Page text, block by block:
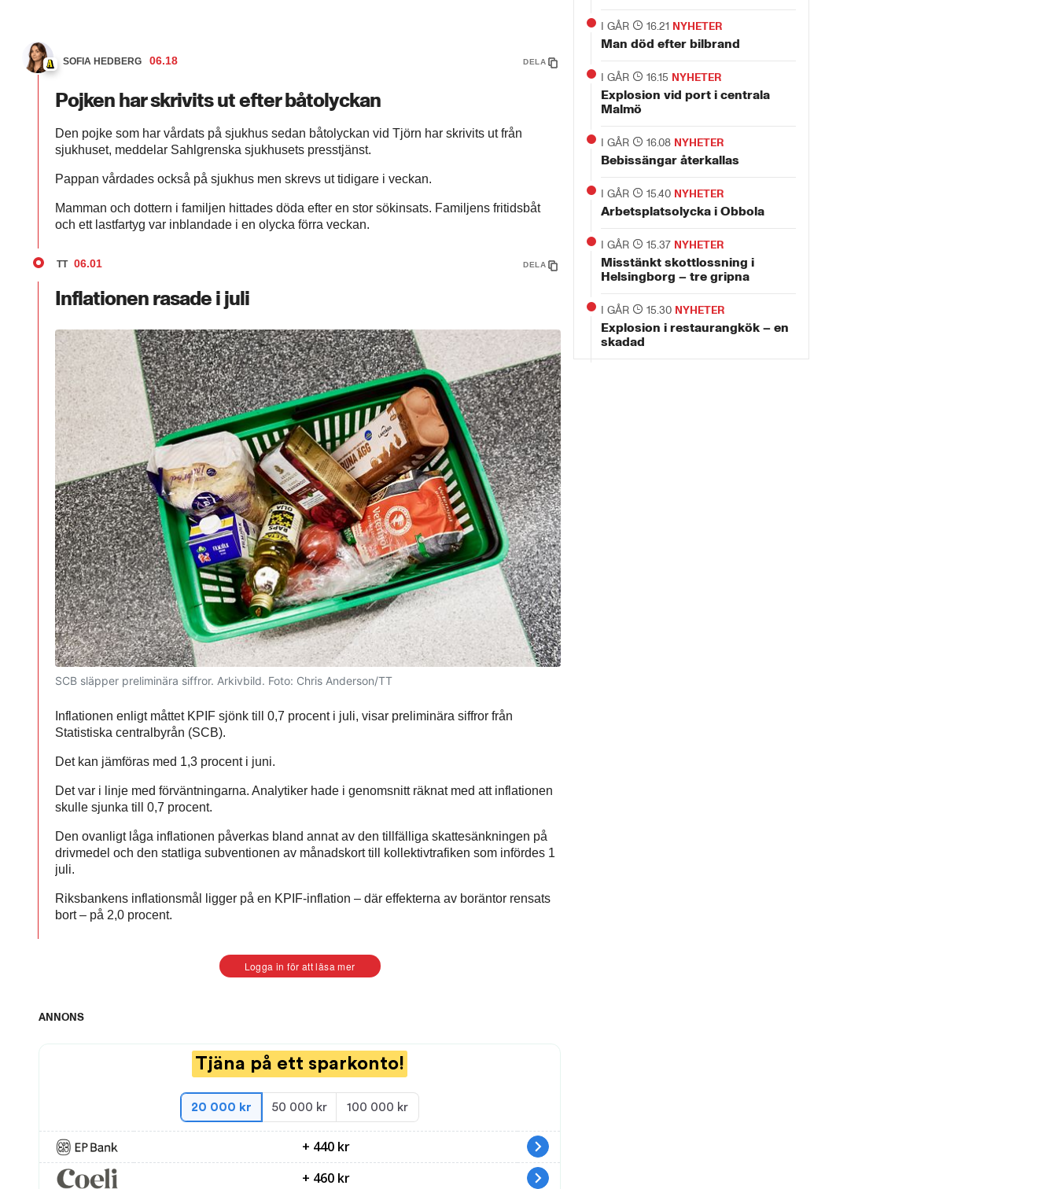
SOFIA HEDBERG 06.18 DELA
Pojken har skrivits ut efter båtolyckan
Den pojke som har vårdats på sjukhus sedan båtolyckan vid Tjörn har skrivits ut från
sjukhuset, meddelar Sahlgrenska sjukhusets presstjänst.
Pappan vårdades också på sjukhus men skrevs ut tidigare i veckan.
Mamman och dottern i familjen hittades döda efter en stor sökinsats. Familjens fritidsbåt
och ett lastfartyg var inblandade i en olycka förra veckan.
TT 06.01 DELA
Inflationen rasade i juli
SCB släpper preliminära siffror. Arkivbild. Foto: Chris Anderson/TT
Inflationen enligt måttet KPIF sjönk till 0,7 procent i juli, visar preliminära siffror från
Statistiska centralbyrån (SCB).
Det kan jämföras med 1,3 procent i juni.
Det var i linje med förväntningarna. Analytiker hade i genomsnitt räknat med att inflationen
skulle sjunka till 0,7 procent.
Den ovanligt låga inflationen påverkas bland annat av den tillfälliga skattesänkningen på
drivmedel och den statliga subventionen av månadskort till kollektivtrafiken som infördes 1
juli.
Riksbankens inflationsmål ligger på en KPIF-inflation – där effekterna av boräntor rensats
bort – på 2,0 procent.
Logga in för att läsa mer
ANNONS
I GÅR 16.21 NYHETER
Man död efter bilbrand
I GÅR 16.15 NYHETER
Explosion vid port i centrala
Malmö
I GÅR 16.08 NYHETER
Bebissängar återkallas
I GÅR 15.40 NYHETER
Arbetsplatsolycka i Obbola
I GÅR 15.37 NYHETER
Misstänkt skottlossning i
Helsingborg – tre gripna
I GÅR 15.30 NYHETER
Explosion i restaurangkök – en
skadad